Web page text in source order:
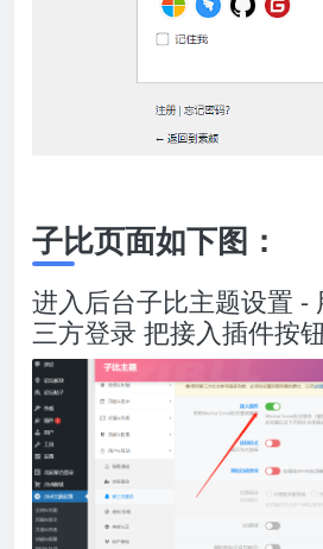
子比页面如下图：
进入后台子比主题设置 -
三方登录 把接入插件按